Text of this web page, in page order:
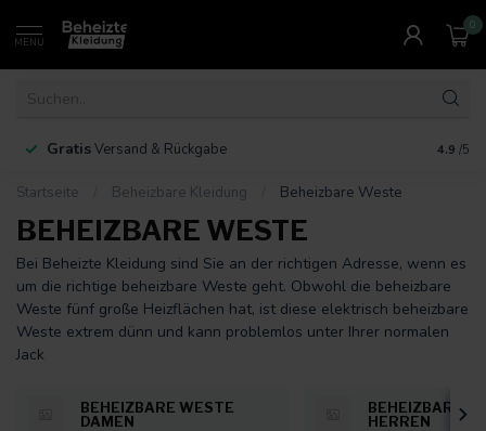
MENU
0
GratisVersand & Rückgabe 30
4.9 /5
Startseite Beheizbare Kleidung Beheizbare Weste
BEHEIZBARE WESTE
Bei Beheizte Kleidung sind Sie an der richtigen Adresse, wenn es
um die richtige beheizbare Weste geht. Obwohl die beheizbare
Weste fünf große Heizflächen hat, ist diese elektrisch beheizbare
Weste extrem dünn und kann problemlos unter Ihrer normalen
Jack
BEHEIZBARE WESTE
DAMEN
BEHEIZBARE
HERREN